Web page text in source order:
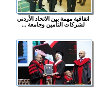
اتفاقية مهمة بين الاتحاد الأردني
لشركات التأمين وجامعة ...